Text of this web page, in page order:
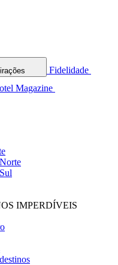
Fidelidade
Magazine
IMPERDÍVEIS